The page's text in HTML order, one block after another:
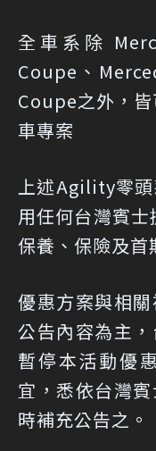
全車系除
Coupe、
Coupe之外，
車專案
上述Agility零頭
用任何台灣賓士
保養、保險及首
優惠方案與相
公告內容為主
暫停本活動優
宜，悉依台灣
時補充公告之。